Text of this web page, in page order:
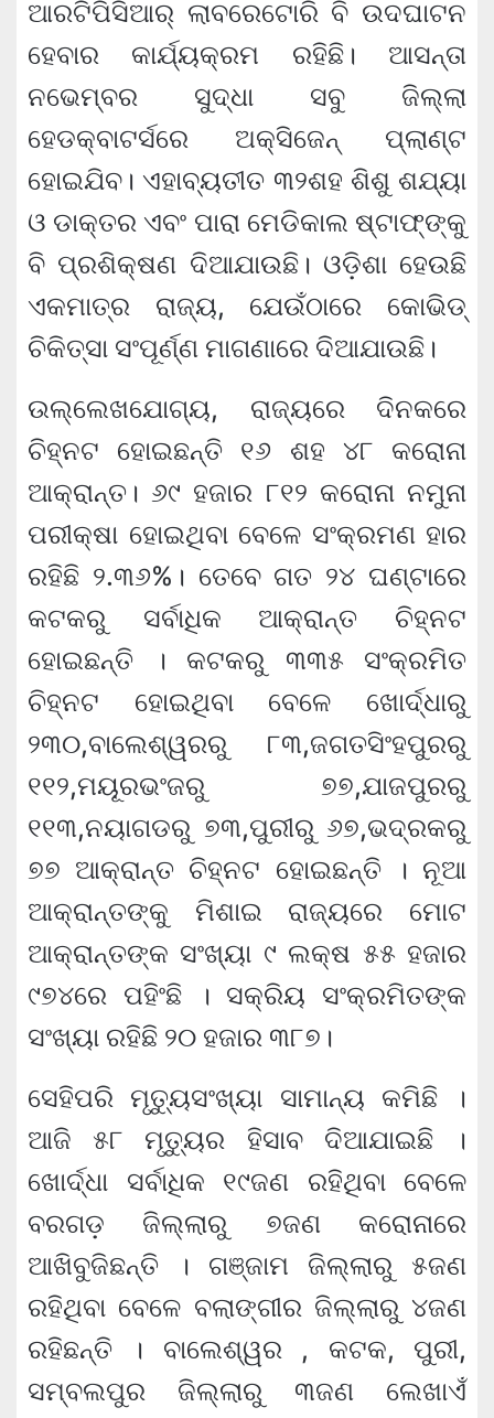
ଆରଟିପିସିଆର୍ ଲାବରେଟୋରି ବି ଉଦଘାଟନ
ହେବାର କାର୍ଯ୍ୟକ୍ରମ ରହିଛି। ଆସନ୍ତା
ନଭେମ୍ବର ସୁଦ୍ଧା ସବୁ ଜିଲ୍ଲା
ହେଡକ୍ବାଟର୍ସରେ ଅକ୍ସିଜେନ୍ ପ୍ଲାଣ୍ଟ
ହୋଇଯିବ। ଏହାବ୍ୟତୀତ ୩୨ଶହ ଶିଶୁ ଶଯ୍ୟା
ଓ ଡାକ୍ତର ଏବଂ ପାରା ମେଡିକାଲ ଷ୍ଟାଫ୍‌ଙ୍କୁ
ବି ପ୍ରଶିକ୍ଷଣ ଦିଆଯାଉଛି। ଓଡ଼ିଶା ହେଉଛି
ଏକମାତ୍ର ରାଜ୍ୟ, ଯେଉଁଠାରେ କୋଭିଡ୍
ଚିକିତ୍ସା ସଂପୂର୍ଣ୍ଣ ମାଗଣାରେ ଦିଆଯାଉଛି।
ଉଲ୍ଲେଖଯୋଗ୍ୟ, ରାଜ୍ୟରେ ଦିନକରେ
ଚିହ୍ନଟ ହୋଇଛନ୍ତି ୧୬ ଶହ ୪୮ କରୋନା
ଆକ୍ରାନ୍ତ। ୬୯ ହଜାର ୮୧୨ କରୋନା ନମୁନା
ପରୀକ୍ଷା ହୋଇଥିବା ବେଳେ ସଂକ୍ରମଣ ହାର
ରହିଛି ୨.୩୬%। ତେବେ ଗତ ୨୪ ଘଣ୍ଟାରେ
କଟକରୁ ସର୍ବାଧିକ ଆକ୍ରାନ୍ତ ଚିହ୍ନଟ
ହୋଇଛନ୍ତି । କଟକରୁ ୩୩୫ ସଂକ୍ରମିତ
ଚିହ୍ନଟ ହୋଇଥିବା ବେଳେ ଖୋର୍ଦ୍ଧାରୁ
୨୩୦,ବାଲେଶ୍ୱରରୁ ୮୩,ଜଗତସିଂହପୁରରୁ
୧୧୨,ମୟୂରଭଂଜରୁ ୭୭,ଯାଜପୁରରୁ
୧୧୩,ନୟାଗଡରୁ ୭୩,ପୁରୀରୁ ୬୭,ଭଦ୍ରକରୁ
୭୭ ଆକ୍ରାନ୍ତ ଚିହ୍ନଟ ହୋଇଛନ୍ତି । ନୂଆ
ଆକ୍ରାନ୍ତଙ୍କୁ ମିଶାଇ ରାଜ୍ୟରେ ମୋଟ
ଆକ୍ରାନ୍ତଙ୍କ ସଂଖ୍ୟା ୯ ଲକ୍ଷ ୫୫ ହଜାର
୯୭୪ରେ ପହିଂଛି । ସକ୍ରିୟ ସଂକ୍ରମିତଙ୍କ
ସଂଖ୍ୟା ରହିଛି ୨୦ ହଜାର ୩୮୭।
ସେହିପରି ମୃତ୍ୟୁସଂଖ୍ୟା ସାମାନ୍ୟ କମିଛି ।
ଆଜି ୫୮ ମୃତ୍ୟୁର ହିସାବ ଦିଆଯାଇଛି ।
ଖୋର୍ଦ୍ଧା ସର୍ବାଧିକ ୧୯ଜଣ ରହିଥିବା ବେଳେ
ବରଗଡ଼ ଜିଲ୍ଲାରୁ ୭ଜଣ କରୋନାରେ
ଆଖିବୁଜିଛନ୍ତି । ଗଞ୍ଜାମ ଜିଲ୍ଲାରୁ ୫ଜଣ
ରହିଥିବା ବେଳେ ବଲାଙ୍ଗୀର ଜିଲ୍ଲାରୁ ୪ଜଣ
ରହିଛନ୍ତି । ବାଲେଶ୍ୱର , କଟକ, ପୁରୀ,
ସମ୍ବଲପୁର ଜିଲ୍ଲାରୁ ୩ଜଣ ଲେଖାଏଁ